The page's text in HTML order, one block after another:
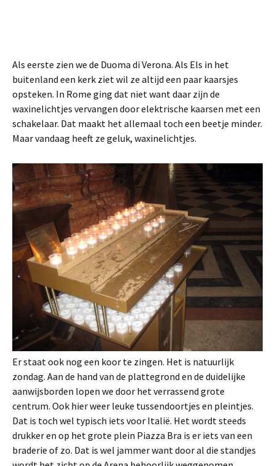
Als eerste zien we de Duoma di Verona. Als Els in het
buitenland een kerk ziet wil ze altijd een paar kaarsjes
opsteken. In Rome ging dat niet want daar zijn de
waxinelichtjes vervangen door elektrische kaarsen met een
schakelaar. Dat maakt het allemaal toch een beetje minder.
Maar vandaag heeft ze geluk, waxinelichtjes.
Er staat ook nog een koor te zingen. Het is natuurlijk
zondag. Aan de hand van de plattegrond en de duidelijke
aanwijsborden lopen we door het verrassend grote
centrum. Ook hier weer leuke tussendoortjes en pleintjes.
Dat is toch wel typisch iets voor Italië. Het wordt steeds
drukker en op het grote plein Piazza Bra is er iets van een
braderie of zo. Dat is wel jammer want door al die standjes